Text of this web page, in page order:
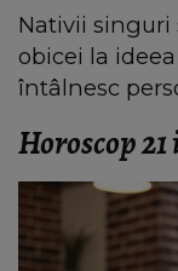
Nativii singuri
obicei la
întâlnesc
Horoscop